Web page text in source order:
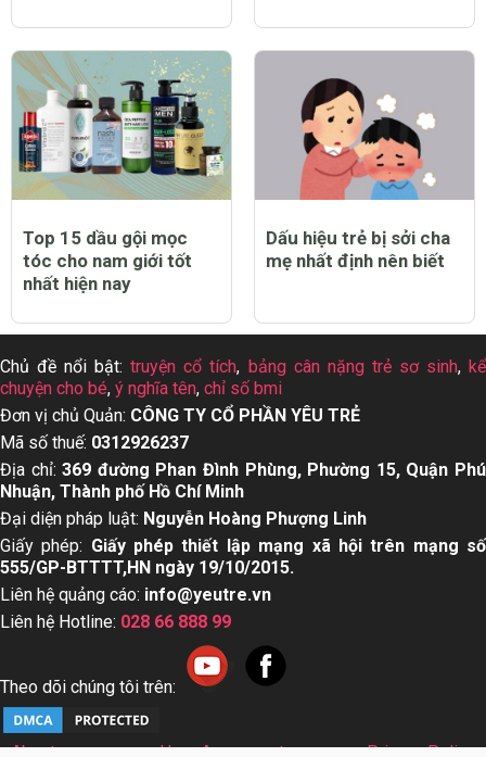
Top 15 dầu gội mọc
tóc cho nam giới tốt
nhất hiện nay
Dấu hiệu trẻ bị sởi cha
mẹ nhất định nên biết
Chủ đề nổi bật:truyện cổ tích, bảng cân nặng trẻ sơ sinh, kể
chuyện cho bé, ý nghĩa tên, chỉ số bmi
Đơn vị chủ Quản: CÔNG TY CỔ PHẦN YÊU TRẺ
Mã số thuế: 0312926237
Địa chỉ:369 đường Phan Đình Phùng, Phường 15, Quận Phú
Nhuận, Thành phố Hồ Chí Minh
Đại diện pháp luật: Nguyễn Hoàng Phượng Linh
Giấy phép: Giấy phép thiết lập mạng xã hội trên mạng số
555/GP-BTTTT,HN ngày 19/10/2015.
Liên hệ quảng cáo: info@yeutre.vn
Liên hệ Hotline: 028 66 888 99
Theo dõi chúng tôi trên:
About us User Agreement Privacy Policy